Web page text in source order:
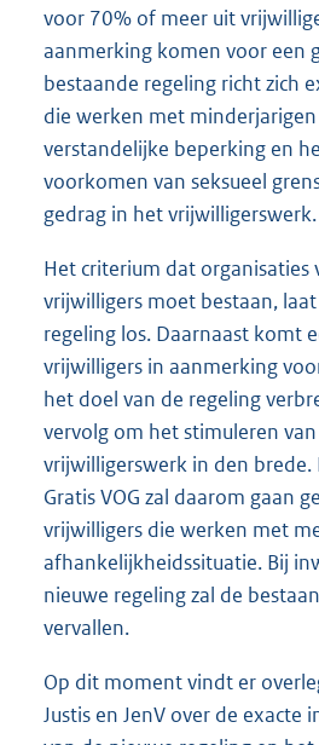
voor 70% of meer uit
aanmerking komen voor een
bestaande regeling richt zich
die werken met
verstandelijke beperking en
voorkomen van seksueel
gedrag in het vrijwilligerswerk.
Het criterium dat
vrijwilligers moet bestaan,
regeling los. Daarnaast komt
vrijwilligers in aanmerking
het doel van de regeling
vervolg om het stimuleren
vrijwilligerswerk in den brede.
Gratis VOG zal daarom gaan
vrijwilligers die werken met
afhankelijkheidssituatie. Bij
nieuwe regeling zal de
vervallen.
Op dit moment vindt er
Justis en JenV over de exacte